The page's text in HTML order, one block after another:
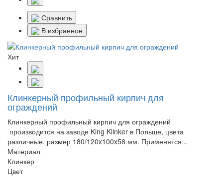
Сравнить
В избранное
Хит
Клинкерный профильный кирпич для
ограждений
Клинкерный профильный кирпич для ограждений
производится на заводе King Klinker в Польше, цвета
различные, размер 180/120x100x58 мм. Применятся ..
Материал
Клинкер
Цвет